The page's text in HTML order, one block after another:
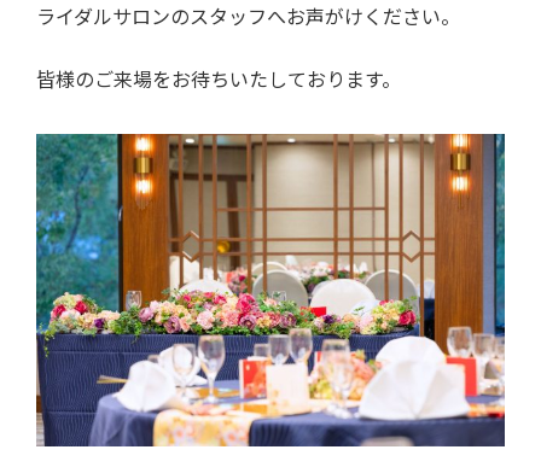
ライダルサロンのスタッフへお声がけください。
皆様のご来場をお待ちいたしております。